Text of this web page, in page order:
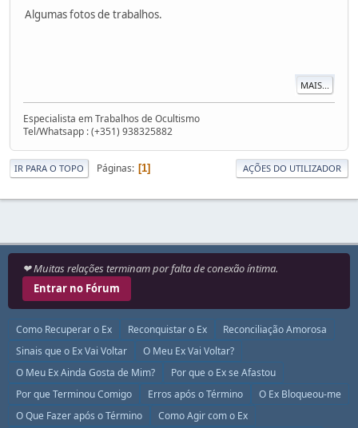
Algumas fotos de trabalhos.
MAIS...
Especialista em Trabalhos de Ocultismo
Tel/Whatsapp : (+351) 938325882
IR PARA O TOPO Páginas 1 AÇÕES DO UTILIZADOR
❤ Muitas relações terminam por falta de conexão íntima.
Entrar no Fórum
Como Recuperar o Ex Reconquistar o Ex
Reconciliação Amorosa
Sinais que o Ex Vai Voltar
O Meu Ex Vai Voltar?
O Meu Ex Ainda Gosta de Mim?
Por que o Ex se Afastou
Por que Terminou Comigo
Erros após o Término
O Ex Bloqueou-me
O Que Fazer após o Término
Como Agir com o Ex